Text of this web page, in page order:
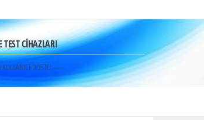
CİHAZLARI
KULLANICI DOSTU —